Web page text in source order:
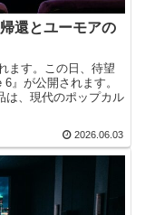
還とユーモアの
ます。この日、待望
』が公開されます。
は、現代のポップカル
2026.06.03